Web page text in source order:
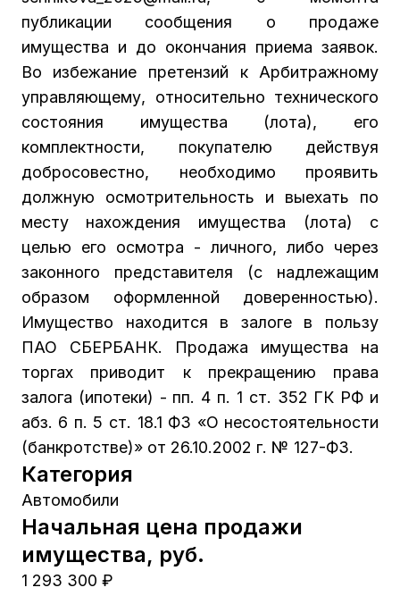
публикации сообщения о продаже
имущества и до окончания приема заявок.
Во избежание претензий к Арбитражному
управляющему, относительно технического
состояния имущества (лота), его
комплектности, покупателю действуя
добросовестно, необходимо проявить
должную осмотрительность и выехать по
месту нахождения имущества (лота) с
целью его осмотра - личного, либо через
законного представителя (с надлежащим
образом оформленной доверенностью).
Имущество находится в залоге в пользу
ПАО СБЕРБАНК. Продажа имущества на
торгах приводит к прекращению права
залога (ипотеки) - пп. 4 п. 1 ст. 352 ГК РФ и
абз. 6 п. 5 ст. 18.1 ФЗ «О несостоятельности
(банкротстве)» от 26.10.2002 г. № 127-ФЗ.
Категория
Автомобили
Начальная цена продажи
имущества, руб.
1 293 300 ₽